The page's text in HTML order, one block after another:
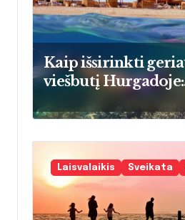
Kaip išsirinkti
viešbutį Hurgadoje:
atostogaujančioms
šeimoms
Laisvalaikis Sveikata